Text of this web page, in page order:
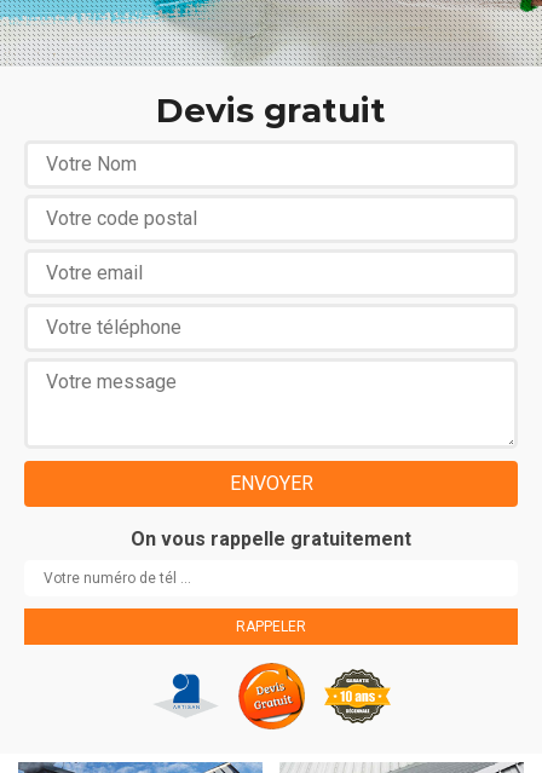
Devis gratuit
On vous rappelle gratuitement